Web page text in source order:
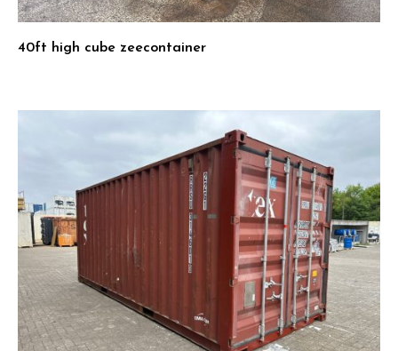
40ft high cube zeecontainer